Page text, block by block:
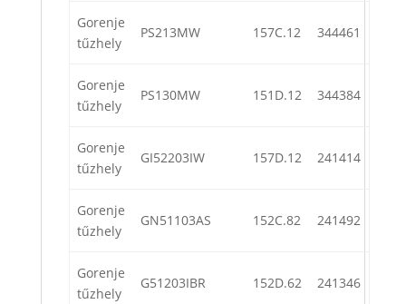
Gorenje
tűzhely
PS213MW 157C.12 344461
Gorenje
tűzhely
PS130MW 151D.12 344384
Gorenje
tűzhely
GI52203IW 157D.12 241414
Gorenje
tűzhely
GN51103AS 152C.82 241492
Gorenje
tűzhely
G51203IBR 152D.62 241346